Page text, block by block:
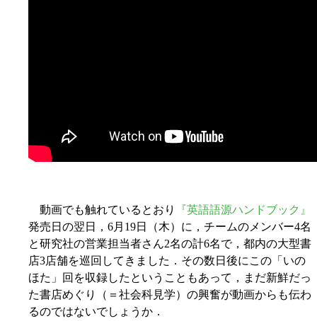
動画でも触れているとおり
『英語語源ハンドブック』
発売日の翌日，6月19日（木）に，チームのメンバー4名
と研究社の営業担当者さん2名の計6名で，都内の大型書
店3店舗を巡回してきました．その数日後にこの「いの
ほた」回を収録したということもあって，まだ新鮮だっ
た書店めぐり（＝社会科見学）の興奮が動画からも伝わ
るのではないでしょうか．